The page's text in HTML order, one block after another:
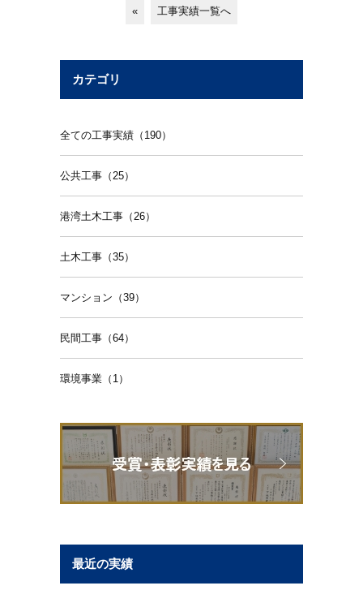
« 工事実績一覧へ
カテゴリ
全ての工事実績（190）
公共工事（25）
港湾土木工事（26）
土木工事（35）
マンション（39）
民間工事（64）
環境事業（1）
最近の実績